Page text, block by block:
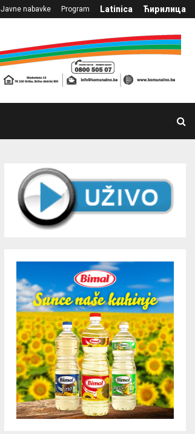
Javne nabavke Program Latinica Ћирилица